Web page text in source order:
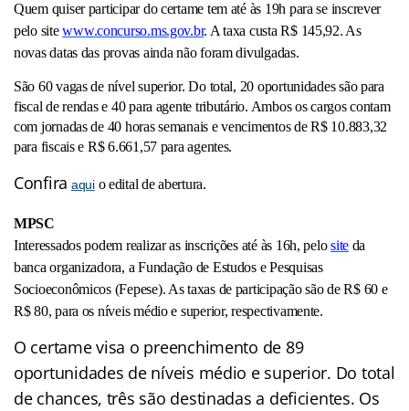
Quem quiser participar do certame tem até às 19h para se inscrever
pelo sitewww.concurso.ms.gov.br. A taxa custa R$ 145,92. As
novas datas das provas ainda não foram divulgadas.
São 60 vagas de nível superior. Do total, 20 oportunidades são para
fiscal de rendas e 40 para agente tributário. Ambos os cargos contam
com jornadas de 40 horas semanais e vencimentos de R$ 10.883,32
para fiscais e R$ 6.661,57 para agentes.
Confira aqui o edital de abertura.
MPSC
Interessados podem realizar as inscrições até às 16h, pelosite da
banca organizadora, a Fundação de Estudos e Pesquisas
Socioeconômicos (Fepese). As taxas de participação são de R$ 60 e
R$ 80, para os níveis médio e superior, respectivamente.
O certame visa o preenchimento de 89
oportunidades de níveis médio e superior. Do total
de chances, três são destinadas a deficientes. Os